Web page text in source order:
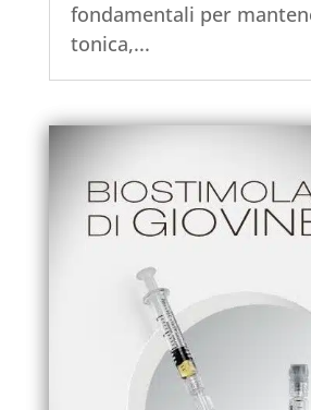
fondamentali per
tonica,...